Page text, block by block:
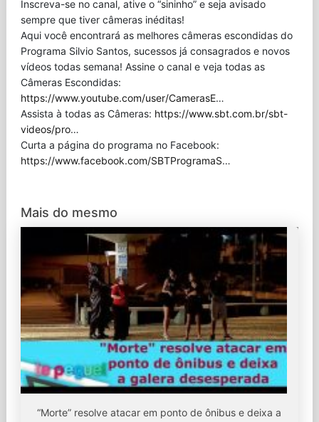
Inscreva-se no canal, ative o “sininho” e seja avisado
sempre que tiver câmeras inéditas!
Aqui você encontrará as melhores câmeras escondidas do
Programa Silvio Santos, sucessos já consagrados e novos
vídeos todas semana! Assine o canal e veja todas as
Câmeras Escondidas:
https://www.youtube.com/user/CamerasE…
Assista à todas as Câmeras: https://www.sbt.com.br/sbt-
videos/pro…
Curta a página do programa no Facebook:
https://www.facebook.com/SBTProgramaS…
Mais do mesmo
“Morte” resolve atacar em ponto de ônibus e deixa a